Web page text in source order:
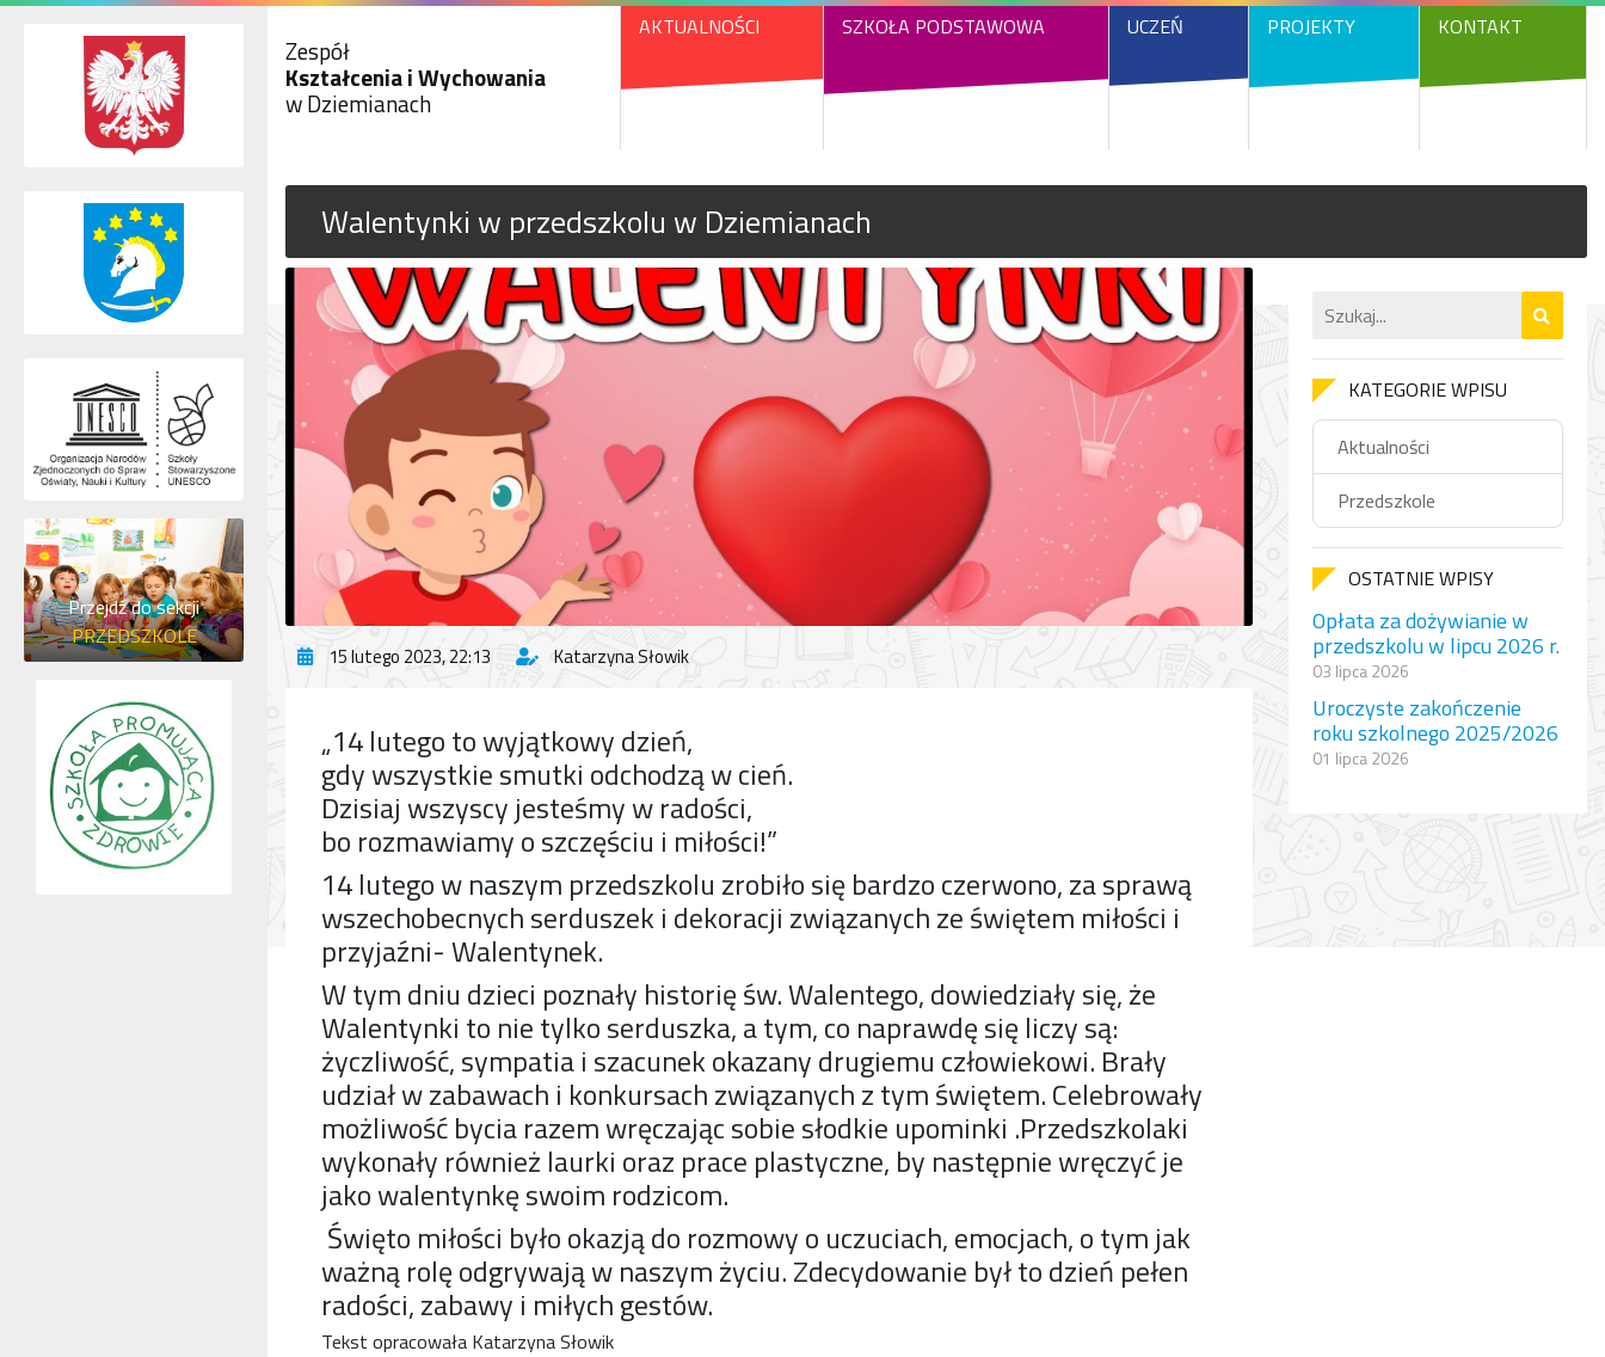
Zespół
Kształcenia i Wychowania
w Dziemianach
AKTUALNOŚCI SZKOŁA PODSTAWOWA UCZEŃ PROJEKTY KONTAKT
Walentynki w przedszkolu w Dziemianach
15 lutego 2023, 22:13 Katarzyna Słowik
„14 lutego to wyjątkowy dzień,
gdy wszystkie smutki odchodzą w cień.
Dzisiaj wszyscy jesteśmy w radości,
bo rozmawiamy o szczęściu i miłości!”
14 lutego w naszym przedszkolu zrobiło się bardzo czerwono, za sprawą
wszechobecnych serduszek i dekoracji związanych ze świętem miłości i
przyjaźni- Walentynek.
W tym dniu dzieci poznały historię św. Walentego, dowiedziały się, że
Walentynki to nie tylko serduszka, a tym, co naprawdę się liczy są:
życzliwość, sympatia i szacunek okazany drugiemu człowiekowi. Brały
udział w zabawach i konkursach związanych z tym świętem. Celebrowały
możliwość bycia razem wręczając sobie słodkie upominki .Przedszkolaki
wykonały również laurki oraz prace plastyczne, by następnie wręczyć je
jako walentynkę swoim rodzicom.
Święto miłości było okazją do rozmowy o uczuciach, emocjach, o tym jak
ważną rolę odgrywają w naszym życiu. Zdecydowanie był to dzień pełen
radości, zabawy i miłych gestów.
Tekst opracowała Katarzyna Słowik
KATEGORIE WPISU
Aktualności
Przedszkole
OSTATNIE WPISY
Opłata za dożywianie w
przedszkolu w lipcu 2026 r.
03 lipca 2026
Uroczyste zakończenie
roku szkolnego 2025/2026
01 lipca 2026
Przejdź do sekcji
PRZEDSZKOLE